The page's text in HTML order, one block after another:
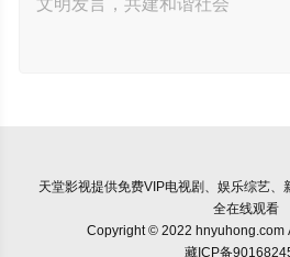
天堂影视提供免费VIP电视剧、娱乐综艺、
全在线观看
Copyright © 2022 hnyuhong.com
藏ICP备